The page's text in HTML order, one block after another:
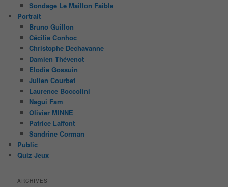
Sondage Le Maillon Faible
Portrait
Bruno Guillon
Cécilie Conhoc
Christophe Dechavanne
Damien Thévenot
Elodie Gossuin
Julien Courbet
Laurence Boccolini
Nagui Fam
Olivier MINNE
Patrice Laffont
Sandrine Corman
Public
Quiz Jeux
ARCHIVES